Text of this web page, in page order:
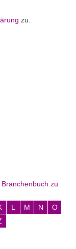
zu.
zu
L M N
O